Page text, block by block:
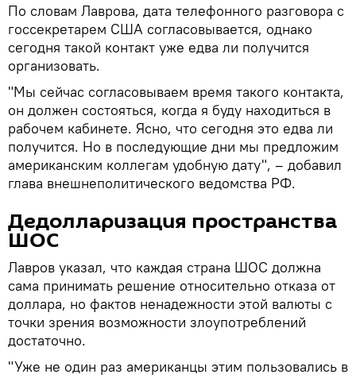
По словам Лаврова, дата телефонного разговора с
госсекретарем США согласовывается, однако
сегодня такой контакт уже едва ли получится
организовать.
"Мы сейчас согласовываем время такого контакта,
он должен состояться, когда я буду находиться в
рабочем кабинете. Ясно, что сегодня это едва ли
получится. Но в последующие дни мы предложим
американским коллегам удобную дату", – добавил
глава внешнеполитического ведомства РФ.
Дедолларизация пространства
ШОС
Лавров указал, что каждая страна ШОС должна
сама принимать решение относительно отказа от
доллара, но фактов ненадежности этой валюты с
точки зрения возможности злоупотреблений
достаточно.
"Уже не один раз американцы этим пользовались в